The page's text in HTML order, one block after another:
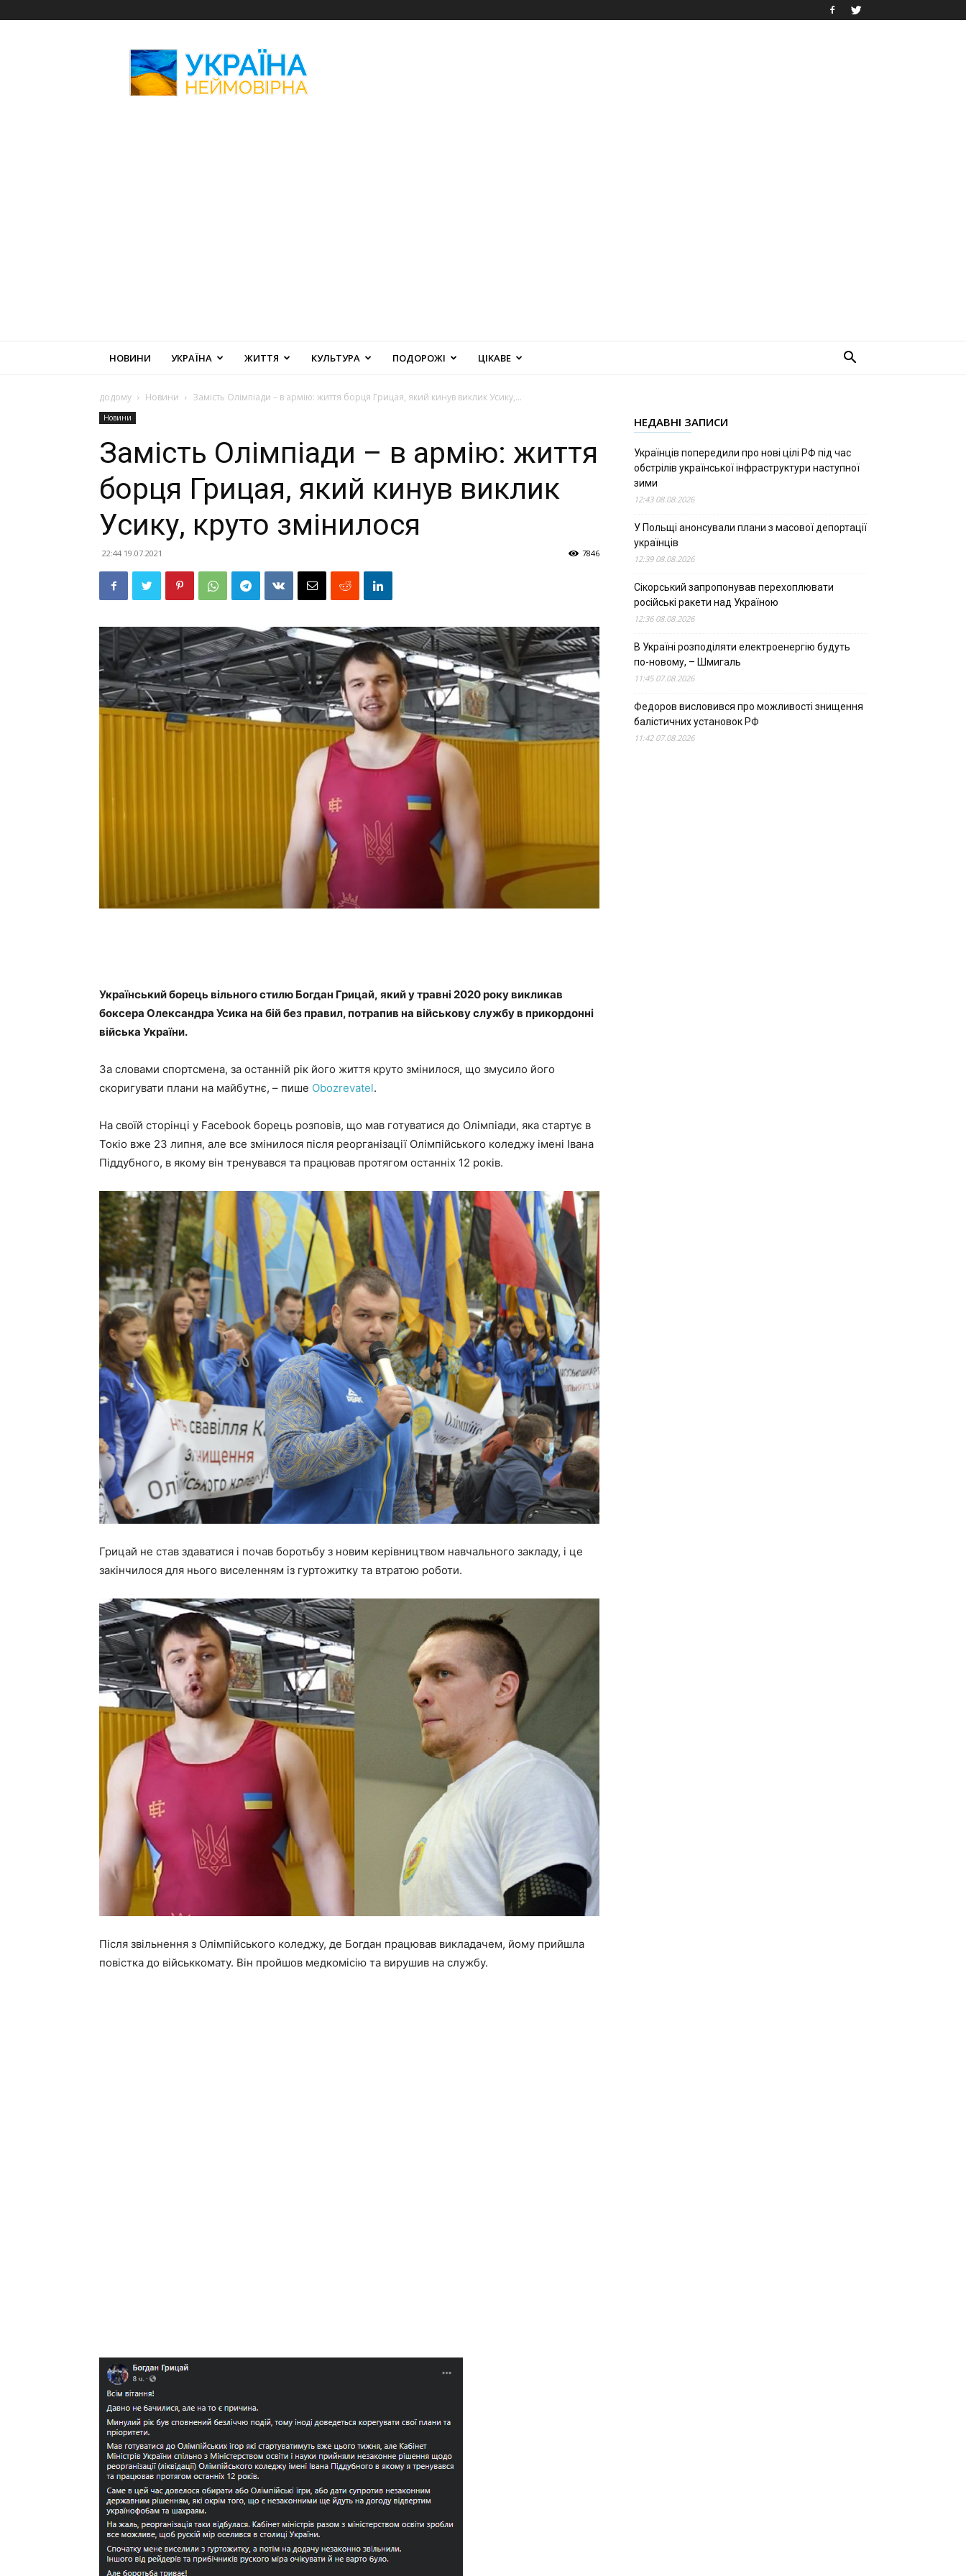
Неймовірна
НОВИНИ УКРАЇНА ЖИТТЯ КУЛЬТУРА ПОДОРОЖІ ЦІКАВЕ
додому Новини Замість Олімпіади – в армію: життя борця Грицая, який кинув виклик Усику,...
Новини
Замість Олімпіади – в армію: життя
борця Грицая, який кинув виклик
Усику, круто змінилося
22:44 19.07.2021 7846
Український борець вільного стилю Богдан Грицай, який у травні 2020 року викликав
боксера Олександра Усика на бій без правил, потрапив на військову службу в прикордонні
війська України.
За словами спортсмена, за останній рік його життя круто змінилося, що змусило його
скоригувати плани на майбутнє, – пише Оbozrevatel.
На своїй сторінці у Facebook борець розповів, що мав готуватися до Олімпіади, яка стартує в
Токіо вже 23 липня, але все змінилося після реорганізації Олімпійського коледжу імені Івана
Піддубного, в якому він тренувався та працював протягом останніх 12 років.
Грицай не став здаватися і почав боротьбу з новим керівництвом навчального закладу, і це
закінчилося для нього виселенням із гуртожитку та втратою роботи.
Після звільнення з Олімпійського коледжу, де Богдан працював викладачем, йому прийшла
повістка до військкомату. Він пройшов медкомісію та вирушив на службу.
НЕДАВНІ ЗАПИСИ
Українців попередили про нові цілі РФ під час
обстрілів української інфраструктури наступної
зими
12:43 08.08.2026
У Польщі анонсували плани з масової депортації
українців
12:39 08.08.2026
Сікорський запропонував перехоплювати
російські ракети над Україною
12:36 08.08.2026
В Україні розподіляти електроенергію будуть
по-новому, – Шмигаль
11:45 07.08.2026
Федоров висловився про можливості знищення
балістичних установок РФ
11:42 07.08.2026